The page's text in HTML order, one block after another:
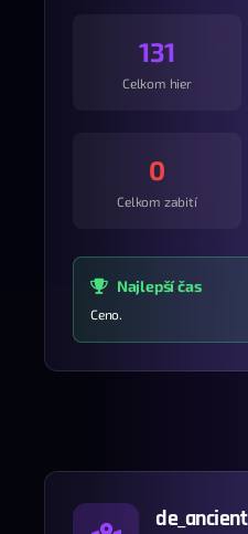
131
Celkom hier
0
Celkom zabití
Najlepší čas
Ceno.
de_ancient